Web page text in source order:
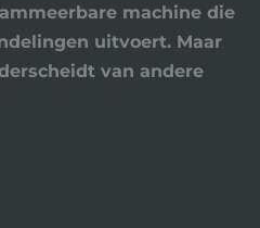
machine die
uitvoert. Maar
van andere